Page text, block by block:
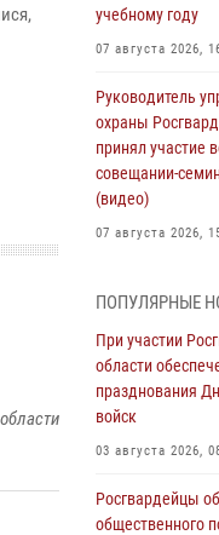
учебному году
07 августа 2026,
Руководитель
охраны
принял участие
совещании-
(видео)
07 августа 2026,
пресекли
лагерь
07 августа 2026,
Белгородским
о роли
07 августа 2026,
ПОПУЛЯРНЫЕ
При участии
области
празднования
войск
03 августа 2026,
Росгвардейцы
общественного